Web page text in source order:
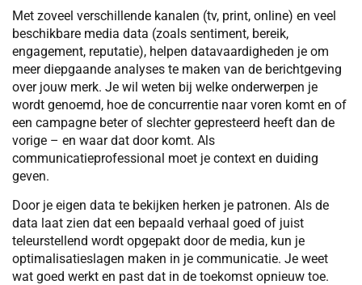
Met zoveel verschillende kanalen (tv, print, online) en veel
beschikbare media data (zoals sentiment, bereik,
engagement, reputatie), helpen datavaardigheden je om
meer diepgaande analyses te maken van de berichtgeving
over jouw merk. Je wil weten bij welke onderwerpen je
wordt genoemd, hoe de concurrentie naar voren komt en of
een campagne beter of slechter gepresteerd heeft dan de
vorige – en waar dat door komt. Als
communicatieprofessional moet je context en duiding
geven.
Door je eigen data te bekijken herken je patronen. Als de
data laat zien dat een bepaald verhaal goed of juist
teleurstellend wordt opgepakt door de media, kun je
optimalisatieslagen maken in je communicatie. Je weet
wat goed werkt en past dat in de toekomst opnieuw toe.